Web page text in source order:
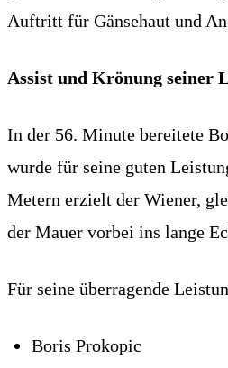
Auftritt für Gänsehaut und
Assist und Krönung seiner
In der 56. Minute bereitete
wurde für seine guten
Metern erzielt der Wiener,
der Mauer vorbei ins lange
Für seine überragende
Boris Prokopic